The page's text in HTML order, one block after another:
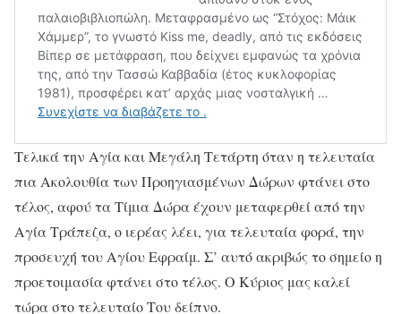
Τελικά την Αγία και Μεγάλη Τετάρτη όταν η τελευταία
πια Ακολουθία των Προηγιασμένων Δώρων φτάνει στο
τέλος, αφού τα Τίμια Δώρα έχουν μεταφερθεί από την
Αγία Τράπεζα, ο ιερέας λέει, για τελευταία φορά, την
προσευχή του Αγίου Εφραίμ. Σ’ αυτό ακριβώς το σημείο η
προετοιμασία φτάνει στο τέλος. Ο Κύριος μας καλεί
τώρα στο τελευταίο Του δείπνο.